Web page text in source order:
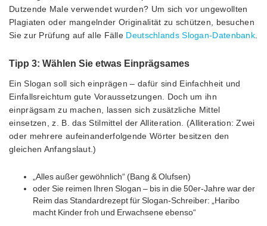
Dutzende Male verwendet wurden? Um sich vor ungewollten
Plagiaten oder mangelnder Originalität zu schützen, besuchen
Sie zur Prüfung auf alle Fälle Deutschlands Slogan-Datenbank
Tipp 3: Wählen Sie etwas Einprägsames
Ein Slogan soll sich einprägen – dafür sind Einfachheit und
Einfallsreichtum gute Voraussetzungen. Doch um ihn
einprägsam zu machen, lassen sich zusätzliche Mittel
einsetzen, z. B. das Stilmittel der Alliteration. (Alliteration: Zwei
oder mehrere aufeinanderfolgende Wörter besitzen den
gleichen Anfangslaut.)
„Alles außer gewöhnlich“ (Bang & Olufsen)
oder Sie reimen Ihren Slogan – bis in die 50er-Jahre war der
Reim das Standardrezept für Slogan-Schreiber: „Haribo
macht Kinder froh und Erwachsene ebenso“